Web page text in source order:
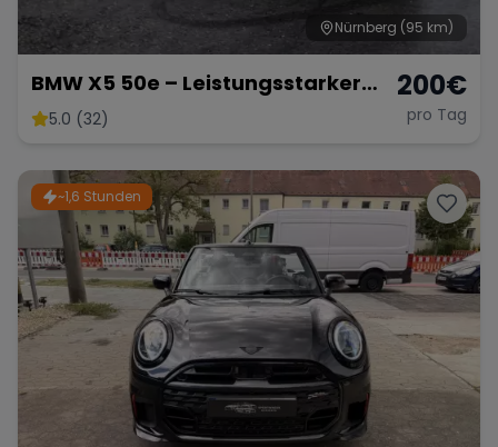
Nürnberg (95 km)
BMW X5 50e – Leistungsstarker
Hybrid-SUV mit 489 PS
5.0 (32)
200€
pro Tag
~1,6 Stunden